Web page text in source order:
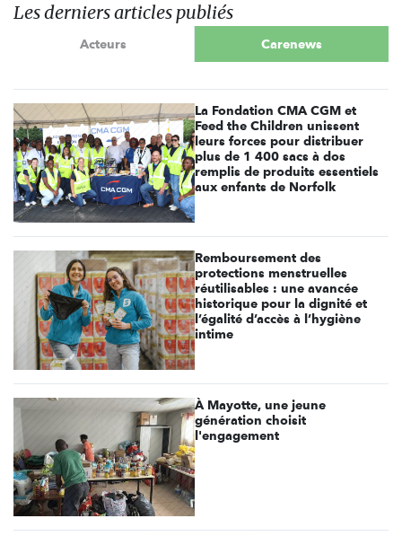
Les derniers articles publiés
Acteurs Carenews
La Fondation CMA CGM et
Feed the Children unissent
leurs forces pour distribuer
plus de 1 400 sacs à dos
remplis de produits essentiels
aux enfants de Norfolk
Remboursement des
protections menstruelles
réutilisables : une avancée
historique pour la dignité et
l’égalité d’accès à l’hygiène
intime
À Mayotte, une jeune
génération choisit
l'engagement